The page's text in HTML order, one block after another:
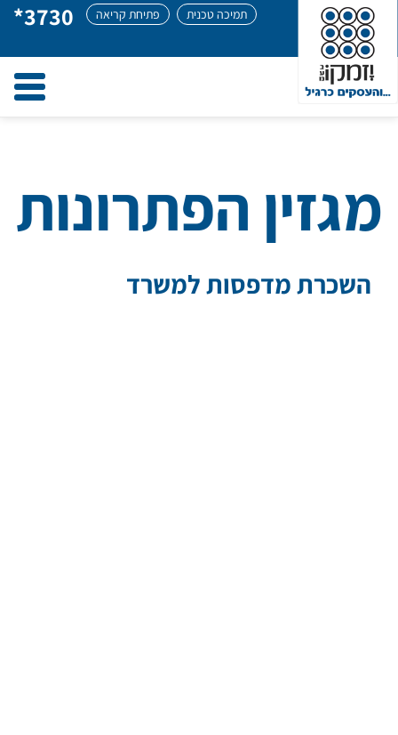
*3730 תמיכה טכנית פתיחת קריאה
מגזין הפתרונות
של יזמקו
השכרת מדפסות למשרד